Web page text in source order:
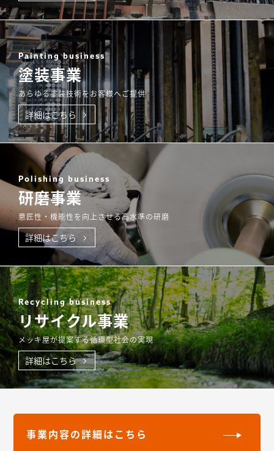
Painting business
塗装事業
あらゆる塗装技術をお客様へご提供
詳細はこちら
Polishing business
研磨事業
意匠性・機能性を向上させる高水準の研磨
詳細はこちら
Recycling business
リサイクル事業
メッキ屋が提案する循環型社会の実現
詳細はこちら
事業内容の詳細はこちら